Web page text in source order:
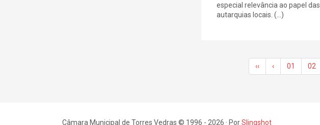
especial relevância ao papel das
autarquias locais. (...)
‹‹ ‹ 01 02
Câmara Municipal de Torres Vedras © 1996 - 2026 · PorSlingshot